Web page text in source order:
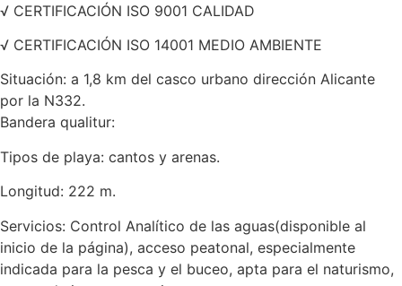
√ CERTIFICACIÓN ISO 9001 CALIDAD
√ CERTIFICACIÓN ISO 14001 MEDIO AMBIENTE
Situación: a 1,8 km del casco urbano dirección Alicante
por la N332.
Bandera qualitur:
Tipos de playa: cantos y arenas.
Longitud: 222 m.
Servicios: Control Analítico de las aguas(disponible al
inicio de la página), acceso peatonal, especialmente
indicada para la pesca y el buceo, apta para el naturismo,